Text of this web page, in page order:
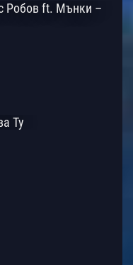
Робов ft. Мънки –
Ту